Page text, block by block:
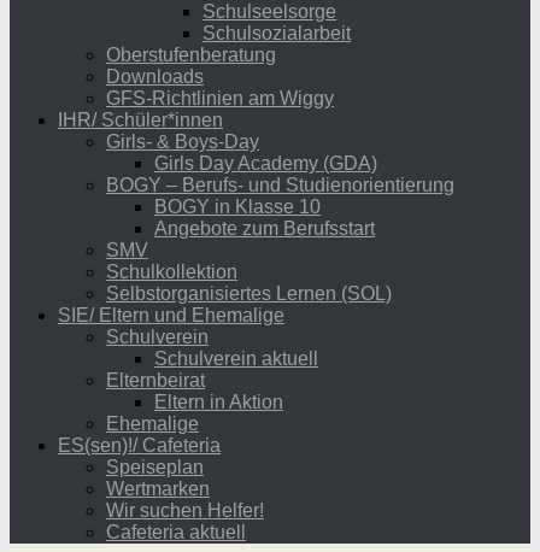
Schulseelsorge
Schulsozialarbeit
Oberstufenberatung
Downloads
GFS-Richtlinien am Wiggy
IHR/ Schüler*innen
Girls- & Boys-Day
Girls Day Academy (GDA)
BOGY – Berufs- und Studienorientierung
BOGY in Klasse 10
Angebote zum Berufsstart
SMV
Schulkollektion
Selbstorganisiertes Lernen (SOL)
SIE/ Eltern und Ehemalige
Schulverein
Schulverein aktuell
Elternbeirat
Eltern in Aktion
Ehemalige
ES(sen)!/ Cafeteria
Speiseplan
Wertmarken
Wir suchen Helfer!
Cafeteria aktuell